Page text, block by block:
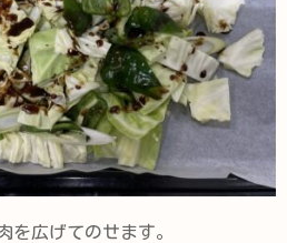
を広げてのせます。